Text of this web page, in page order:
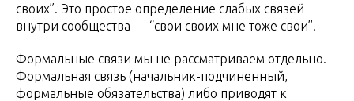
своих”. Это простое определение слабых связей
внутри сообщества — “свои своих мне тоже свои”.
Формальные связи мы не рассматриваем отдельно.
Формальная связь (начальник-подчиненный,
формальные обязательства) либо приводят к